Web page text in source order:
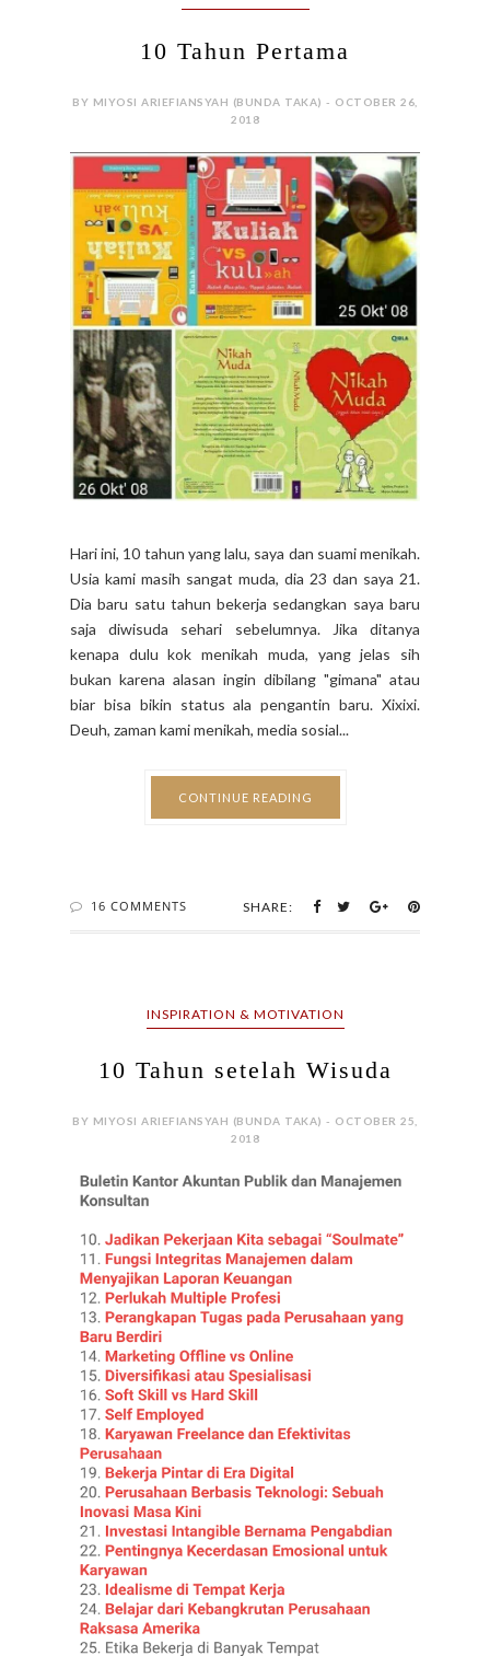
10 Tahun Pertama
BY MIYOSI ARIEFIANSYAH (BUNDA TAKA) - OCTOBER 26,
2018
Hari ini, 10 tahun yang lalu, saya dan suami menikah.
Usia kami masih sangat muda, dia 23 dan saya 21.
Dia baru satu tahun bekerja sedangkan saya baru
saja diwisuda sehari sebelumnya. Jika ditanya
kenapa dulu kok menikah muda, yang jelas sih
bukan karena alasan ingin dibilang "gimana" atau
biar bisa bikin status ala pengantin baru. Xixixi.
Deuh, zaman kami menikah, media sosial...
CONTINUE READING
16 COMMENTS SHARE:
INSPIRATION & MOTIVATION
10 Tahun setelah Wisuda
BY MIYOSI ARIEFIANSYAH (BUNDA TAKA) - OCTOBER 25,
2018
Hari ini, 10 tahun yang lalu, aku diwisuda S1,
Jurusan Akuntansi, Fakultas Ekonomi, Universitas
Brawijaya Malang dengan IPK 3,56. Usiaku saat itu